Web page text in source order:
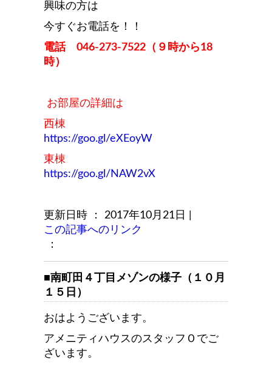
興味の方は
今すぐお電話を！！
電話 046-273-7522（９時から18
時）
お部屋の詳細は
西棟
https://goo.gl/eXEoyW
東棟
https://goo.gl/NAW2vX
更新日時 ： 2017年10月21日
この記事へのリンク
：
■南町田４丁目メゾンの様子（１０月
１５日）
おはようございます。
アメニティハウスのスタッフＯでご
ざいます。